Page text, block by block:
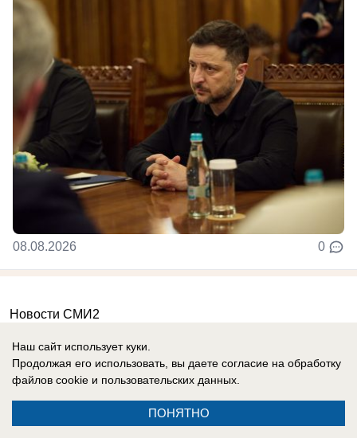
08.08.2026 0
Новости СМИ2
Реклама на сайте
Наш сайт использует куки.
Продолжая его использовать, вы даете согласие на обработку
файлов cookie и пользовательских данных.
ПОНЯТНО